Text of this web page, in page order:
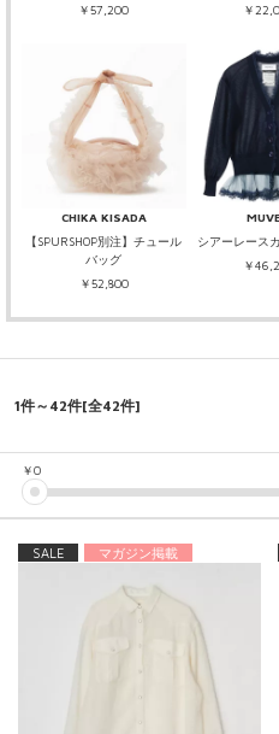
￥57,200
￥
CHIKA KISADA
【SPURSHOP別注】チュール
バッグ
￥52,800
シアーレース
￥
1件～42件[全42件]
￥0
SALE マガジン掲載